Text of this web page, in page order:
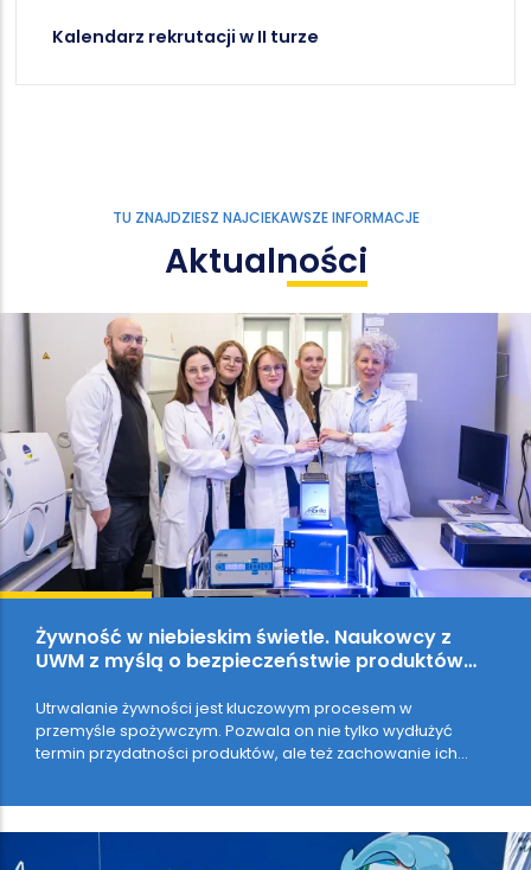
Kalendarz rekrutacji w II turze
TU ZNAJDZIESZ NAJCIEKAWSZE INFORMACJE
Aktualności
Żywność w niebieskim świetle. Naukowcy z
UWM z myślą o bezpieczeństwie produktów
Utrwalanie żywności jest kluczowym procesem w
przemyśle spożywczym. Pozwala on nie tylko wydłużyć
termin przydatności produktów, ale też zachowanie ich